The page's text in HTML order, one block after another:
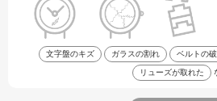
文字盤のキズ ガラスの割れ ベルトの
リューズが取れた